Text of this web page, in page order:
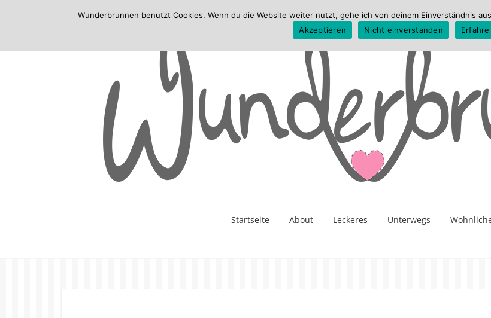
Startseite About Leckeres Unterwegs
Wunderbrunnen benutzt Cookies. Wenn du die Website weiter nutzt, gehe ich von deinem Einverständnis
Akzeptieren
Nicht einverstanden